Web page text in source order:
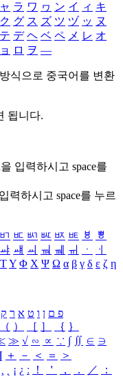
ャ ラ ワ ヮ ン イ ィ キ
ク グ ス ズ ツ ヅ ッ ヌ
テ デ ヘ ベ ペ メ レ オ
ョ ロ ヲ ―
식으로 중국어를 변환
됩니다.
을 입력하시고 space를
력하시고 space를 누르
ㅲ ㅳ ㅴ ㅵ ㅶ ㅷ ㅸ
ㅹ
ㆇ ㆈ ㆉ ㆊ ㆋ ㆌ ㆍ
ㆎ
ΤΥ Φ Χ Ψ Ω α β γ δ ε ζ η
פ ם ן ו ט א ר ק
（ ） ［ ］ ｛ ｝
≫ √ ∽ ∝ ∵ ∫ ∬ ∈ ∋
＋ － ＜ ＝
＞
¸ ¡ ¿ ː ！ ＇ ， ． ／
：